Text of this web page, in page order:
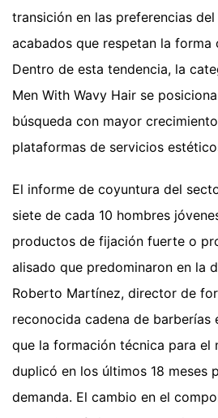
transición en las preferencias
acabados que respetan la forma
Dentro de esta tendencia, la
Men With Wavy Hair se
búsqueda con mayor
plataformas de servicios
El informe de coyuntura del
siete de cada 10 hombres
productos de fijación fuerte o
alisado que predominaron en la
Roberto Martínez, director de
reconocida cadena de barberías
que la formación técnica para el
duplicó en los últimos 18 meses
demanda. El cambio en el